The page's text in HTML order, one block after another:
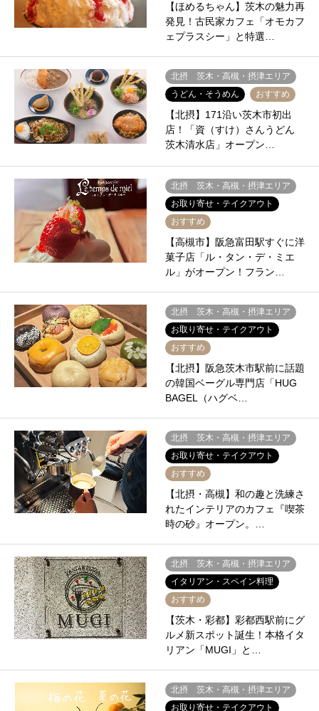
【ほめるちゃん】茨木の魅力再
発見！古民家カフェ「オモカフ
ェプラスシー」と特選…
北摂 茨木・高槻・摂津エリア
うどん・そうめん
おすすめ
【北摂】171沿い茨木市初出
店！「資（すけ）さんうどん
茨木清水店」オープン…
北摂 茨木・高槻・摂津エリア
お取り寄せ・テイクアウト
おすすめ
【高槻市】阪急富田駅すぐに洋
菓子店「ル・タン・デ・ミエ
ル」がオープン！フラン…
北摂 茨木・高槻・摂津エリア
お取り寄せ・テイクアウト
おすすめ
【北摂】阪急茨木市駅前に話題
の韓国ベーグル専門店「HUG
BAGEL（ハグベ…
北摂 茨木・高槻・摂津エリア
お取り寄せ・テイクアウト
おすすめ
【北摂・高槻】和の趣と洗練さ
れたインテリアのカフェ『喫茶
時の砂』オープン。…
北摂 茨木・高槻・摂津エリア
イタリアン・スペイン料理
おすすめ
【茨木・彩都】彩都西駅前にグ
ルメ新スポット誕生！本格イタ
リアン「MUGI」と…
北摂 茨木・高槻・摂津エリア
お取り寄せ・テイクアウト